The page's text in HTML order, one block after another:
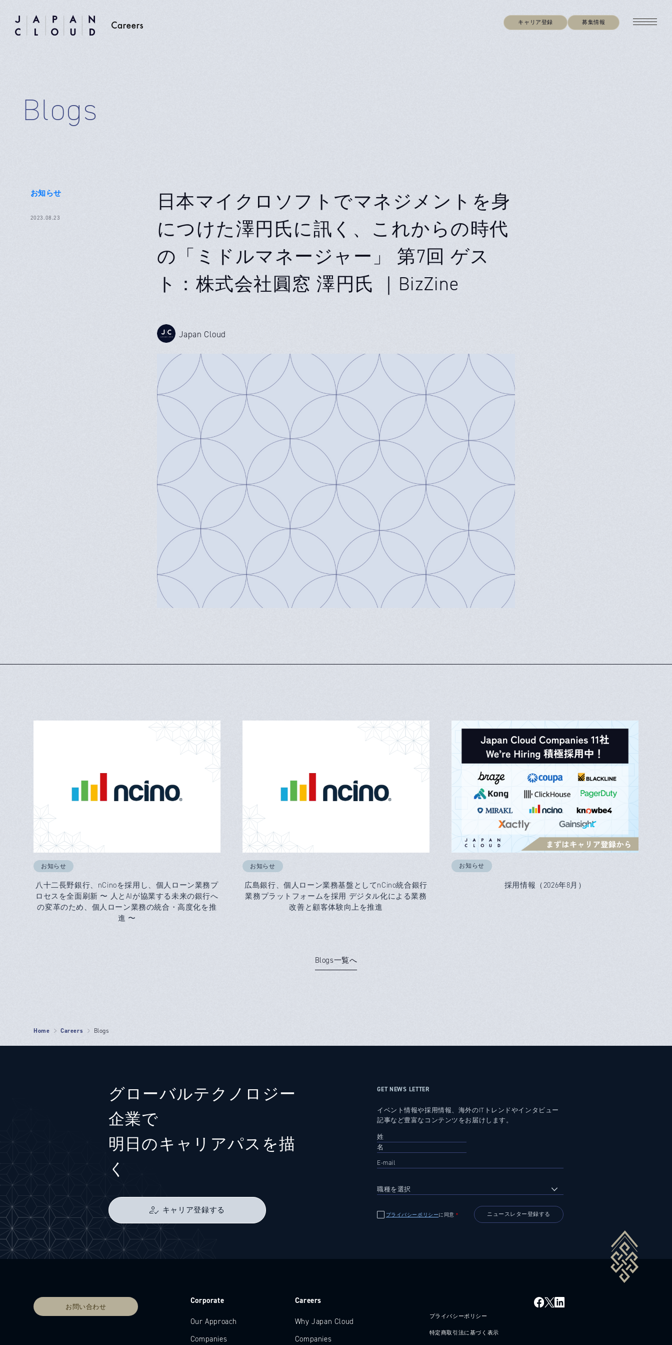
キャリア登録 募集情報
Blogs
お知らせ
2023.08.23
日本マイクロソフトでマネジメントを身
につけた澤円氏に訊く、これからの時代
の「ミドルマネージャー」 第7回 ゲス
ト：株式会社圓窓 澤円氏 ｜BizZine
Japan Cloud
お知らせ
八十二長野銀行、nCinoを採用し、個人ローン業務プ
ロセスを全面刷新 〜 人とAIが協業する未来の銀行へ
の変革のため、個人ローン業務の統合・高度化を推
進 〜
お知らせ
広島銀行、個人ローン業務基盤としてnCino統合銀行
業務プラットフォームを採用 デジタル化による業務
改善と顧客体験向上を推進
お知らせ
採用情報（2026年8月）
Blogs一覧へ
Home Careers Blogs
グローバルテクノロジー
企業で
明日のキャリアパスを描
く
キャリア登録する
GET NEWS LETTER
イベント情報や採用情報、海外のITトレンドやインタビュー
記事など豊富なコンテンツをお届けします。
プライバシーポリシーに同意 ＊
お問い合わせ
Corporate
Our Approach
Companies
Careers
Why Japan Cloud
Companies
プライバシーポリシー
特定商取引法に基づく表示